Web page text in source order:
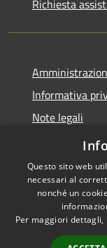
Richiesta
Informativa
Note legali
Dichiarazione
Accessibilità
Questo sito web
necessari al
nonché un
Per maggiori dettagli,